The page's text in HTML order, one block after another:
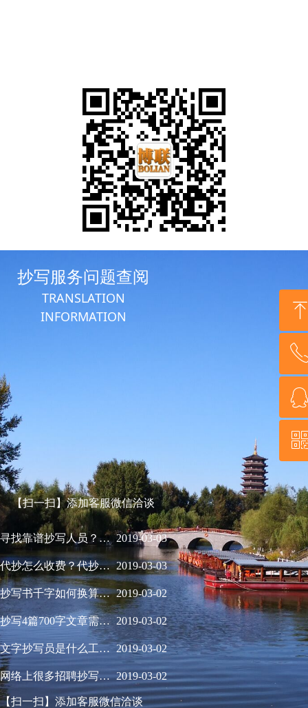
抄写服务问题查阅
TRANSLATION
INFORMATION
2019-07-06
可以手工抄写资料吗？ 2019-03-03
为什么是【意达写作＆设计】在负责抄写业务？ 2019-03-03
我想找人帮我抄写古诗词，如何交易？ 2019-03-03
意达代写是什么意思？和博联代写有什么关系？
2019-03-03
2019-03-03
代抄怎么收费？代抄一万字多少钱？
2019-03-02
抄写书千字如何换算？为什么书都是用千字做单位？
2019-03-02
抄写4篇700字文章需要几小时？
2019-03-02
文字抄写员是什么工作？
2019-03-02
2019-03-02
什么是手抄本？手抄本是什么意思？
2019-03-02
网上手工代抄写资料是真的吗？ 2019-03-02
有没有抄写员这样的兼职，网上抄写员兼职可信吗？ 2019-03-02
博联代写有抄写业务吗？ 2019-03-02
意达代写专业提供抄写服务 2019-03-02
代抄写中英文 代录入中英文 保证质量和效率 2019-03-01
代抄服务流程是什么样的？所有抄写都是一样的服务流程吗？ 2019-03-01
帮助贫困山区孩子抄写课本有什么好办法？ 2019-03-01
代抄写都可以服务哪些国内地区？ 2019-03-01
代抄网的代抄写服务都包括哪些项目？
【扫一扫】添加客服微信洽谈
【扫一扫】添加客服微信洽谈
回到顶部
QQ客服